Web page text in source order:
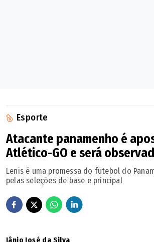
Esporte
Atacante panamenho é
Atlético-GO e será
Lenis é uma promessa do futebol do
pelas seleções de base e principal
Jânio José da Silva